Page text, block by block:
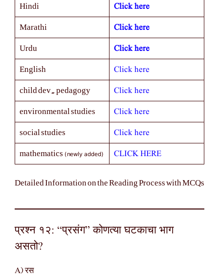
Hindi Click here
Marathi Click here
Urdu Click here
English Click here
child dev. pedagogy Click here
environmental studies Click here
social studies Click here
mathematics (newly added) CLICK HERE
Detailed Information on the Reading Process with MCQs
प्रश्न १२: “प्रसंग” कोणत्या घटकाचा भाग
असतो?
A) रस